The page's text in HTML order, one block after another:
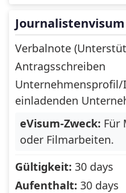
Poland
Reunion
Russia
Democratic Republic
Ascension and
Tristan da Cunha
Journalistenvisum
Verbalnote
Antragsschreiben
einladenden
eVisum-Zweck: Für
oder Filmarbeiten.
Gültigkeit: 30 days
Aufenthalt: 30 days